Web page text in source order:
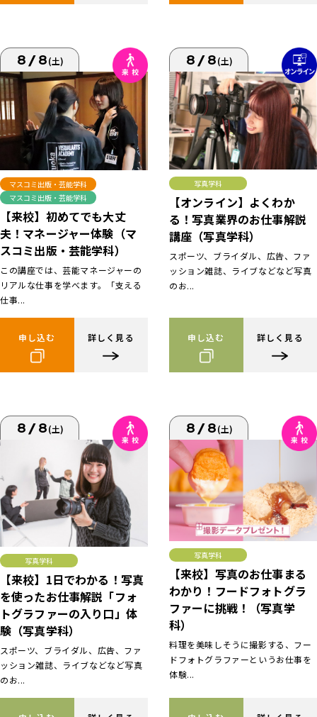
8/8(土)
マスコミ出版・芸能学科
マスコミ出版・芸能学科
【来校】初めてでも大丈
夫！マネージャー体験（マ
スコミ出版・芸能学科）
この講座では、芸能マネージャーの
リアルな仕事を学べます。「支える
仕事...
申し込む 詳しく見る
8/8(土)
写真学科
【オンライン】よくわか
る！写真業界のお仕事解説
講座（写真学科）
スポーツ、ブライダル、広告、ファ
ッション雑誌、ライブなどなど写真
のお...
申し込む 詳しく見る
8/8(土)
写真学科
【来校】1日でわかる！写真
を使ったお仕事解説「フォ
トグラファーの入り口」体
験（写真学科）
スポーツ、ブライダル、広告、ファ
ッション雑誌、ライブなどなど写真
のお...
8/8(土)
写真学科
【来校】写真のお仕事まる
わかり！フードフォトグラ
ファーに挑戦！（写真学
科）
料理を美味しそうに撮影する、フー
ドフォトグラファーというお仕事を
体験...